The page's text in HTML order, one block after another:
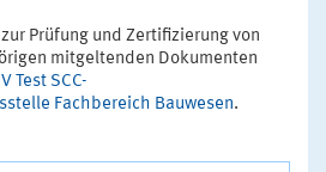
Prüfung und Zertifizierung von
mitgeltenden Dokumenten
Test SCC-
Fachbereich Bauwesen.